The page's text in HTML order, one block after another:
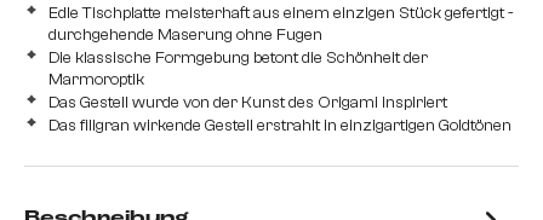
Edle Tischplatte meisterhaft aus einem einzigen Stück gefertigt -
durchgehende Maserung ohne Fugen
Die klassische Formgebung betont die Schönheit der
Marmoroptik
Das Gestell wurde von der Kunst des Origami inspiriert
Das filigran wirkende Gestell erstrahlt in einzigartigen Goldtönen